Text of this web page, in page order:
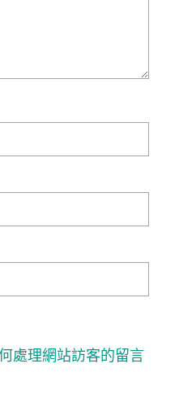
處理網站訪客的留言